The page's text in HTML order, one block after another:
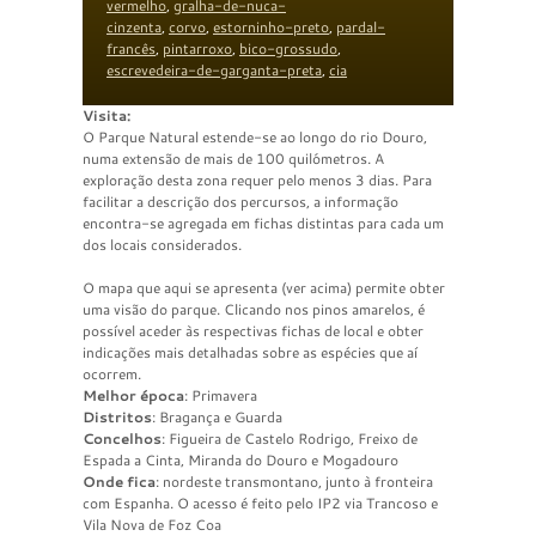
vermelho, gralha-de-nuca-
cinzenta, corvo, estorninho-preto, pardal-
francês, pintarroxo, bico-grossudo,
escrevedeira-de-garganta-preta, cia
Visita:
O Parque Natural estende-se ao longo do rio Douro,
numa extensão de mais de 100 quilómetros. A
exploração desta zona requer pelo menos 3 dias. Para
facilitar a descrição dos percursos, a informação
encontra-se agregada em fichas distintas para cada um
dos locais considerados.
O mapa que aqui se apresenta (ver acima) permite obter
uma visão do parque. Clicando nos pinos amarelos, é
possível aceder às respectivas fichas de local e obter
indicações mais detalhadas sobre as espécies que aí
ocorrem.
Melhor época: Primavera
Distritos: Bragança e Guarda
Concelhos: Figueira de Castelo Rodrigo, Freixo de
Espada a Cinta, Miranda do Douro e Mogadouro
Onde fica: nordeste transmontano, junto à fronteira
com Espanha. O acesso é feito pelo IP2 via Trancoso e
Vila Nova de Foz Coa